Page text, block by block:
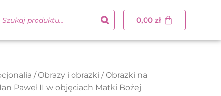
0,00zł
/ Obrazy i obrazki / Obrazki na
Paweł II w objęciach Matki Bożej